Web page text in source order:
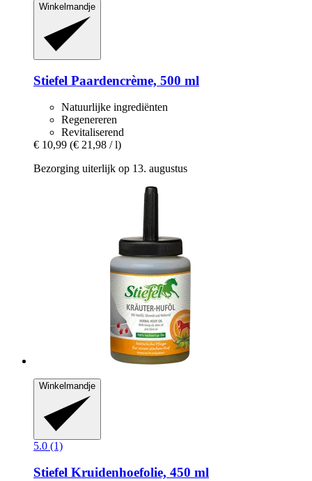
Winkelmandje
Stiefel Paardencrème, 500 ml
Natuurlijke ingrediënten
Regenereren
Revitaliserend
€ 10,99 (€ 21,98 / l)
Bezorging uiterlijk op 13. augustus
Winkelmandje
5.0 (1)
Stiefel Kruidenhoefolie, 450 ml